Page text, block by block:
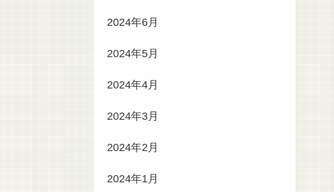
2024年6月
2024年5月
2024年4月
2024年3月
2024年2月
2024年1月